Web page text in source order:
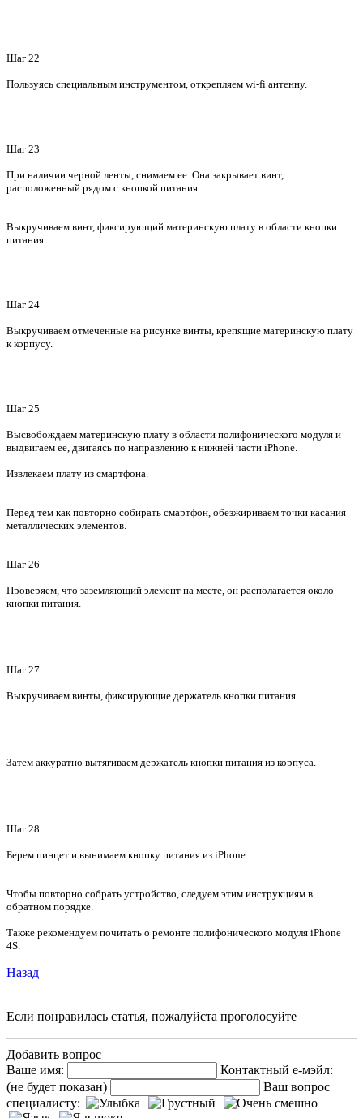
Шаг 22
Пользуясь специальным инструментом, открепляем wi-fi антенну.
Шаг 23
При наличии черной ленты, снимаем ее. Она закрывает винт,
расположенный рядом с кнопкой питания.
Выкручиваем винт, фиксирующий материнскую плату в области кнопки
питания.
Шаг 24
Выкручиваем отмеченные на рисунке винты, крепящие материнскую плату
к корпусу.
Шаг 25
Высвобождаем материнскую плату в области полифонического модуля и
выдвигаем ее, двигаясь по направлению к нижней части iPhone
Извлекаем плату из смартфона.
Перед тем как повторно собирать смартфон, обезжириваем точки касания
металлических элементов.
Шаг 26
Проверяем, что заземляющий элемент на месте, он располагается около
кнопки питания.
Шаг 27
Выкручиваем винты, фиксирующие держатель кнопки питания.
Затем аккуратно вытягиваем держатель кнопки питания из корпуса.
Шаг 28
Берем пинцет и вынимаем кнопку питания из iPhone.
Чтобы повторно собрать устройство, следуем этим инструкциям в
обратном порядке.
Также рекомендуем почитать о ремонте полифонического модуля iPhone
4S.
Назад
Если понравилась статья, пожалуйста проголосуйте
Добавить вопрос
Ваше имя:
Контактный е-мэйл:
(не будет показан)
Ваш вопрос
специалисту: